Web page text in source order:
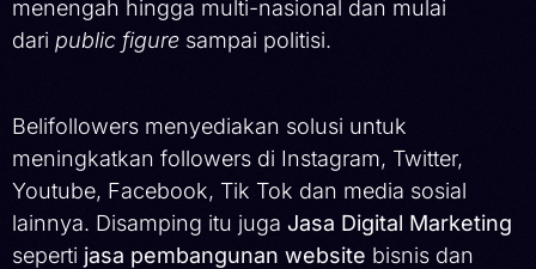
menengah hingga multi-nasional dan mulai
dari public figure sampai politisi.
Belifollowers menyediakan solusi untuk
meningkatkan followers di Instagram, Twitter,
Youtube, Facebook, Tik Tok dan media sosial
lainnya. Disamping itu juga Jasa Digital Marketing
seperti jasa pembangunan website bisnis dan